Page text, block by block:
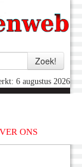
6 augustus 2026
ONS